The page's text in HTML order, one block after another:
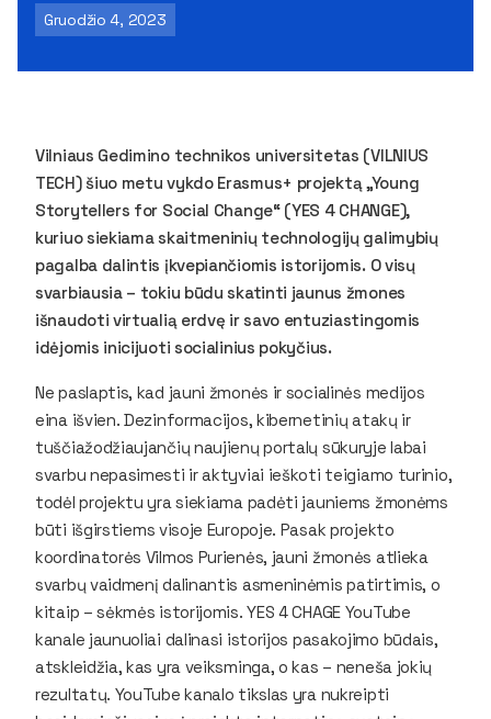
Gruodžio 4, 2023
Vilniaus Gedimino technikos universitetas (VILNIUS
TECH) šiuo metu vykdo Erasmus+ projektą „Young
Storytellers for Social Change“ (YES 4 CHANGE),
kuriuo siekiama skaitmeninių technologijų galimybių
pagalba dalintis įkvepiančiomis istorijomis. O visų
svarbiausia – tokiu būdu skatinti jaunus žmones
išnaudoti virtualią erdvę ir savo entuziastingomis
idėjomis inicijuoti socialinius pokyčius.
Ne paslaptis, kad jauni žmonės ir socialinės medijos
eina išvien. Dezinformacijos, kibernetinių atakų ir
tuščiažodžiaujančių naujienų portalų sūkuryje labai
svarbu nepasimesti ir aktyviai ieškoti teigiamo turinio,
todėl projektu yra siekiama padėti jauniems žmonėms
būti išgirstiems visoje Europoje. Pasak projekto
koordinatorės Vilmos Purienės, jauni žmonės atlieka
svarbų vaidmenį dalinantis asmeninėmis patirtimis, o
kitaip – sėkmės istorijomis. YES 4 CHAGE YouTube
kanale jaunuoliai dalinasi istorijos pasakojimo būdais,
atskleidžia, kas yra veiksminga, o kas – neneša jokių
rezultatų. YouTube kanalo tikslas yra nukreipti